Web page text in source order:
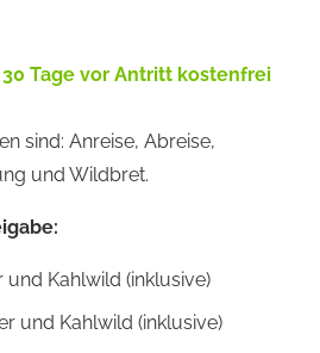
Tage vor Antritt kostenfrei
sind: Anreise, Abreise,
und Wildbret.
und Kahlwild (inklusive)
und Kahlwild (inklusive)